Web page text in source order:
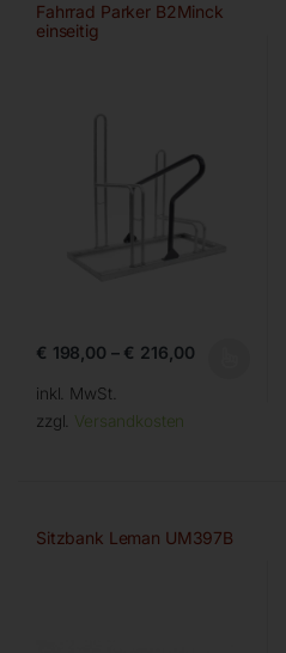
Fahrrad Parker B2Minck
einseitig
€ 198,00 – € 216,00
inkl. MwSt.
zzgl. Versandkosten
Sitzbank Leman UM397B